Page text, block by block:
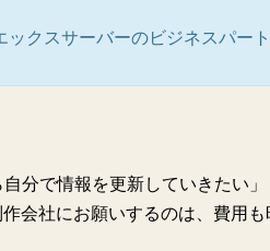
ックスサーバーのビジネスパート
分で情報を更新していきたい」
会社にお願いするのは、費用も